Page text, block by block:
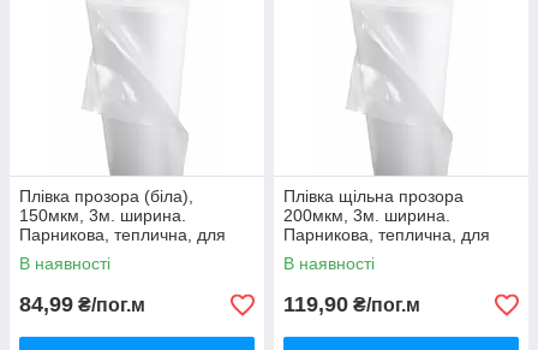
Плівка прозора (біла),
150мкм, 3м. ширина.
Парникова, теплична, для
упаковки, для вікон
В наявності
84,99 ₴/пог.м
Плівка щільна прозора
200мкм, 3м. ширина.
Парникова, теплична, для
упаковки, для вікон
В наявності
119,90 ₴/пог.м